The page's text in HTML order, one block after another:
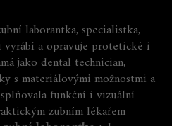
laborantka, specialistka,
a opravuje protetické i
jako dental technician,
s materiálovými možnostmi a
funkční i vizuální
zubním lékařem